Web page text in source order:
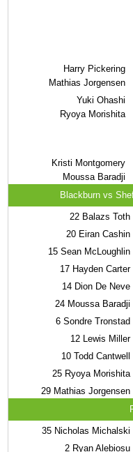
Harry Pickering
Mathias Jorgensen
Yuki Ohashi
Ryoya Morishita
Kristi Montgomery
Moussa Baradji
Blackburn vs
22 Balazs Toth
20 Eiran Cashin
15 Sean McLoughlin
17 Hayden Carter
14 Dion De Neve
24 Moussa Baradji
6 Sondre Tronstad
12 Lewis Miller
10 Todd Cantwell
25 Ryoya Morishita
29 Mathias Jorgensen
35 Nicholas Michalski
2 Ryan Alebiosu